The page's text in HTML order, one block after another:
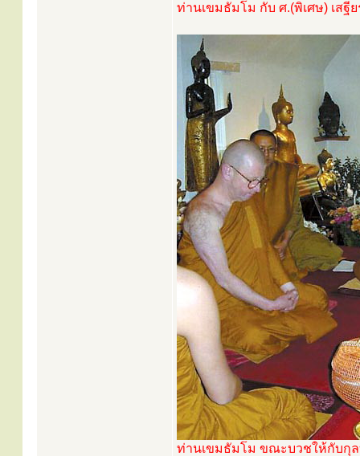
ท่านเขมธัมโม กับ ศ.(พิเศษ) เสฐี
ท่านเขมธัมโม ขณะบวชให้กับกุ